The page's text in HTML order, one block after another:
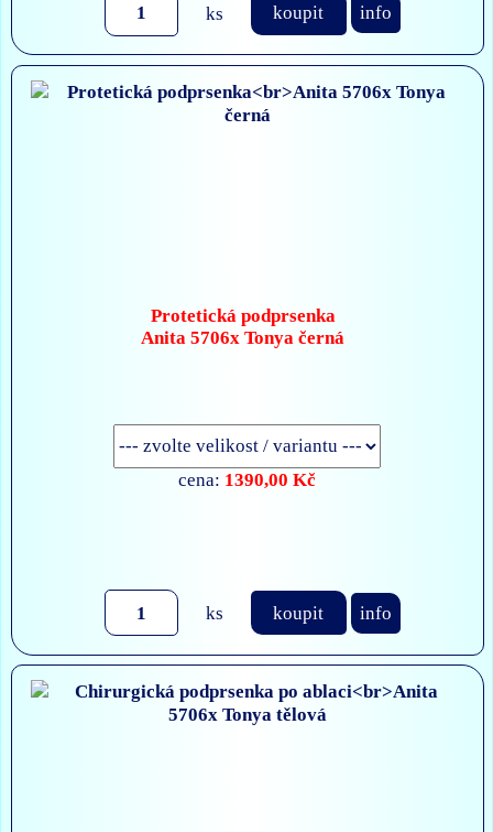
ks koupit info
Protetická podprsenka
Anita 5706x Tonya černá
cena: 1390,00 Kč
ks koupit info